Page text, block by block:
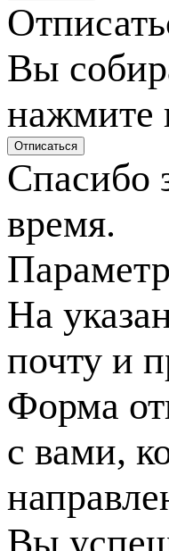
Вы
нажмите
Спасибо
время.
На
почту и
Форма
с вами,